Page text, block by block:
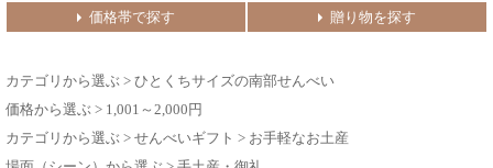
価格帯で探す
贈り物を探す
カテゴリから選ぶ > ひとくちサイズの南部せんべい
価格から選ぶ > 1,001～2,000円
カテゴリから選ぶ > せんべいギフト > お手軽なお土産